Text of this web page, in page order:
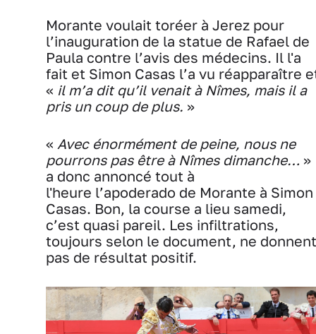
Morante voulait toréer à Jerez pour
l’inauguration de la statue de Rafael de
Paula contre l’avis des médecins. Il l'a
fait et Simon Casas l’a vu réapparaître
« il m’a dit qu’il venait à Nîmes, mais il a
pris un coup de plus. »
« Avec énormément de peine, nous ne
pourrons pas être à Nîmes dimanche… »
a donc annoncé tout à
l'heure l’apoderado de Morante à Simon
Casas. Bon, la course a lieu samedi,
c’est quasi pareil. Les infiltrations,
toujours selon le document, ne donnent
pas de résultat positif.